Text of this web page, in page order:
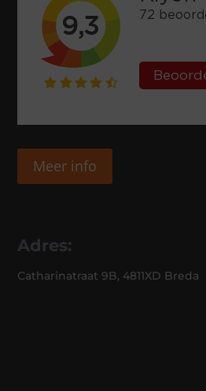
Meer info
Adres:
Catharinatraat 9B, 4811XD Breda